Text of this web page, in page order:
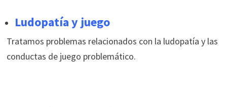
Ludopatía y juego
Tratamos problemas relacionados con la ludopatía y las
conductas de juego problemático.